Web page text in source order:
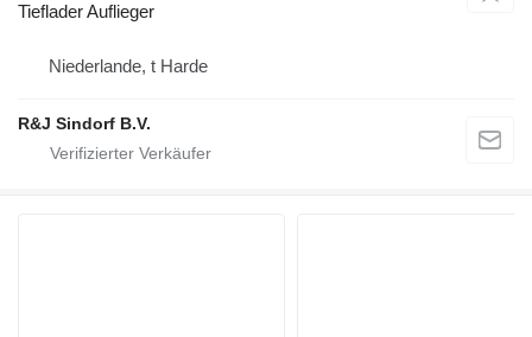
Tieflader Auflieger
Niederlande, t Harde
R&J Sindorf B.V.